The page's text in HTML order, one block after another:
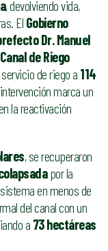
, devolviendo vida,
El Gobierno
Dr. Manuel
de Riego
de riego a 114
marca un
la reactivación
, se recuperaron
por la
en menos de
del canal con un
a 73 hectáreas